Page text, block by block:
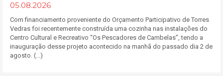
05.08.2026
Com financiamento proveniente do Orçamento Participativo de Torres
Vedras foi recentemente construída uma cozinha nas instalações do
Centro Cultural e Recreativo “Os Pescadores de Cambelas”, tendo a
inauguração desse projeto acontecido na manhã do passado dia 2 de
agosto. (...)